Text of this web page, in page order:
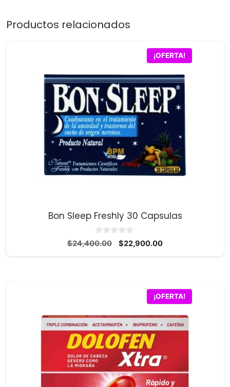
Productos relacionados
¡OFERTA!
Bon Sleep Freshly 30 Capsulas
0
d
$24,400.00
El
$22,900.00El
¡OFERTA!